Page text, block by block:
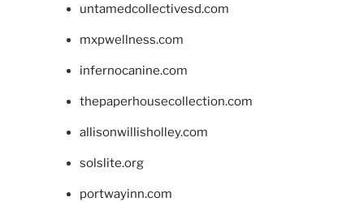
untamedcollectivesd.com
mxpwellness.com
infernocanine.com
thepaperhousecollection.com
allisonwillisholley.com
solslite.org
portwayinn.com